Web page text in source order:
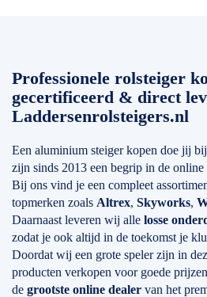
Professionele rolsteiger
gecertificeerd & direct
Laddersenrolsteigers.nl
Een aluminium steiger kopen doe jij
zijn sinds 2013 een begrip in de
Bij ons vind je een compleet
topmerken zoals Altrex, Skyworks,
Daarnaast leveren wij alle losse
zodat je ook altijd in de toekomst je
Doordat wij een grote speler zijn in
producten verkopen voor goede
de grootste online dealer van het